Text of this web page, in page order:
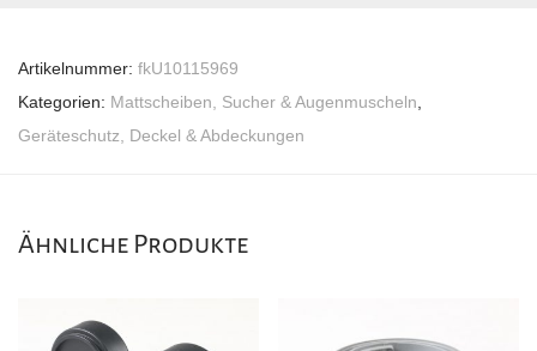
Artikelnummer: fkU10115969
Kategorien: Mattscheiben, Sucher & Augenmuscheln,
Geräteschutz, Deckel & Abdeckungen
Ähnliche Produkte